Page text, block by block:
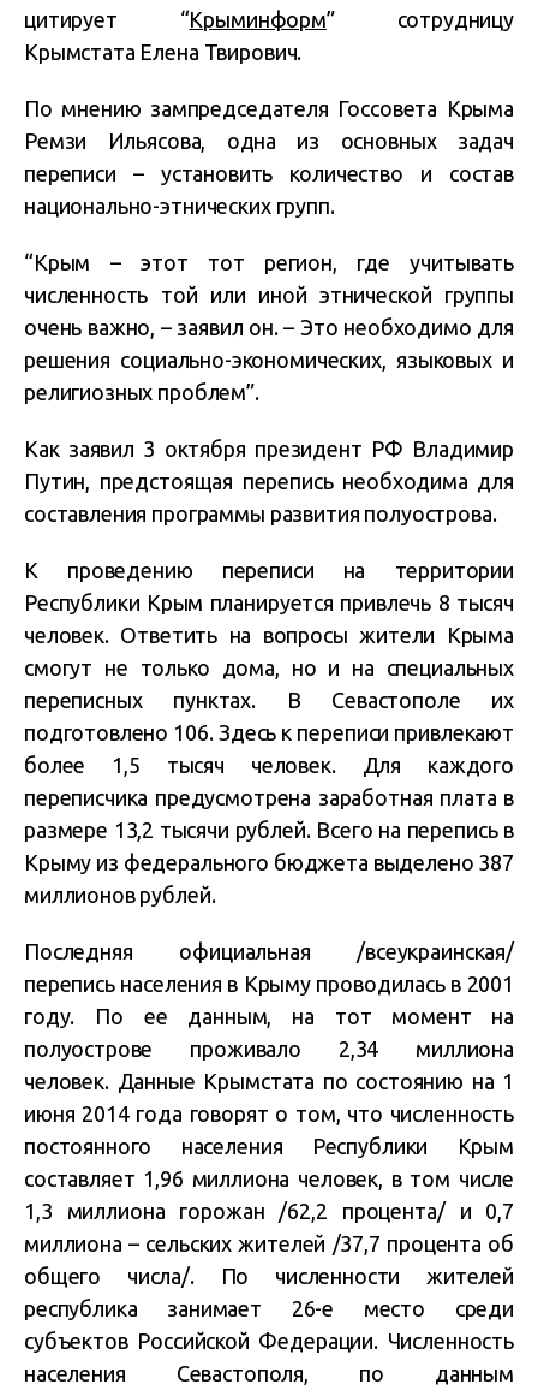
цитирует “Крыминформ” сотрудницу
Крымстата Елена Твирович.
По мнению зампредседателя Госсовета Крыма
Ремзи Ильясова, одна из основных задач
переписи – установить количество и состав
национально-этнических групп.
“Крым – этот тот регион, где учитывать
численность той или иной этнической группы
очень важно, – заявил он. – Это необходимо для
решения социально-экономических, языковых и
религиозных проблем”.
Как заявил 3 октября президент РФ Владимир
Путин, предстоящая перепись необходима для
составления программы развития полуострова.
К проведению переписи на территории
Республики Крым планируется привлечь 8 тысяч
человек. Ответить на вопросы жители Крыма
смогут не только дома, но и на специальных
переписных пунктах. В Севастополе их
подготовлено 106. Здесь к переписи привлекают
более 1,5 тысяч человек. Для каждого
переписчика предусмотрена заработная плата в
размере 13,2 тысячи рублей. Всего на перепись в
Крыму из федерального бюджета выделено 387
миллионов рублей.
Последняя официальная /всеукраинская/
перепись населения в Крыму проводилась в 2001
году. По ее данным, на тот момент на
полуострове проживало 2,34 миллиона
человек. Данные Крымстата по состоянию на 1
июня 2014 года говорят о том, что численность
постоянного населения Республики Крым
составляет 1,96 миллиона человек, в том числе
1,3 миллиона горожан /62,2 процента/ и 0,7
миллиона – сельских жителей /37,7 процента об
общего числа/. По численности жителей
республика занимает 26-е место среди
субъектов Российской Федерации. Численность
населения Севастополя, по данным